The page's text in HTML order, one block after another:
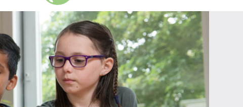
Wer wir sind
Was wir tun
Ganztag
Unsere